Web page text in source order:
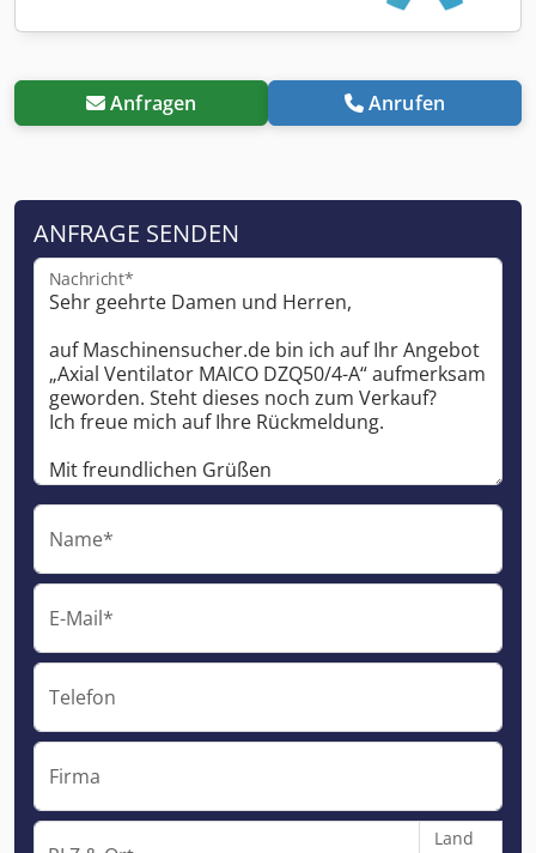
Anfragen Anrufen
ANFRAGE SENDEN
Nachricht*
Name*
E-Mail*
Telefon
Firma
Land